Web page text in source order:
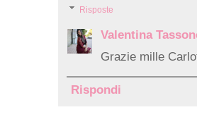
Risposte
Valentina
Grazie mille
Rispondi